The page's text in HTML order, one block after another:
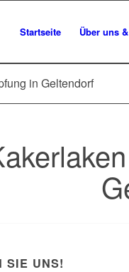
Startseite Über uns
in Geltendorf
SIE UNS!